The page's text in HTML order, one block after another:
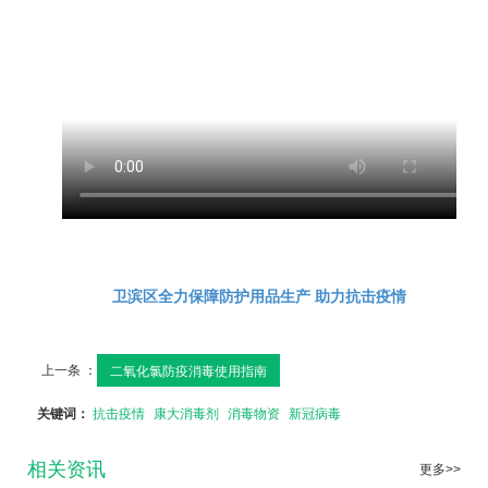
卫滨区全力保障防护用品生产 助力抗击疫情
上一条 ： 二氧化氯防疫消毒使用指南
关键词：抗击疫情 康大消毒剂 消毒物资 新冠病毒
相关资讯 更多>>